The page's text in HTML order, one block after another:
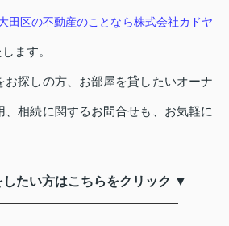
田区の不動産のことなら株式会社カドヤ
ます。
お探しの方、お部屋を貸したいオーナ
、相続に関するお問合せも、お気軽に
たい方はこちらをクリック ▼